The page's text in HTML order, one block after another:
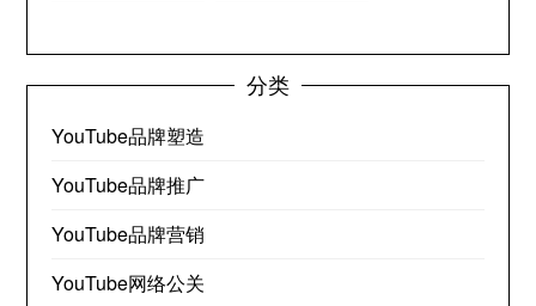
分类
YouTube品牌塑造
YouTube品牌推广
YouTube品牌营销
YouTube网络公关